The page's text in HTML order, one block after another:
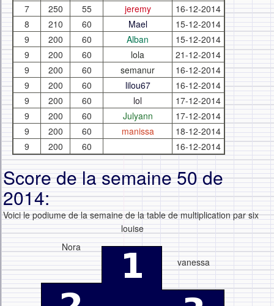
7
250 55 jeremy
16-12-2014
8
210 60 Mael
15-12-2014
9
200 60 Alban
15-12-2014
9
200 60 lola
21-12-2014
9
200 60 semanur
16-12-2014
9
200 60 lilou67
16-12-2014
9
200 60 lol
17-12-2014
9
200 60 Julyann
17-12-2014
9
200 60 manissa
18-12-2014
9
200 60 16-12-2014
Score de la semaine 50 de
2014:
Voici le podiume de la semaine de la table de multiplication par six
Nora
louise
vanessa